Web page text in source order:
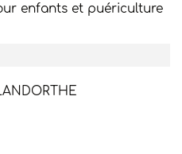
enfants et puériculture